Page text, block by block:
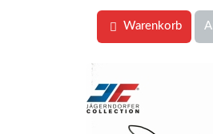
Warenkorb